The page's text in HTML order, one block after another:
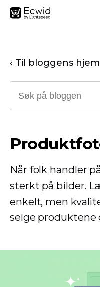
‹ Til bloggens
Når folk handler
sterkt på bilder.
enkelt, men
selge produktene